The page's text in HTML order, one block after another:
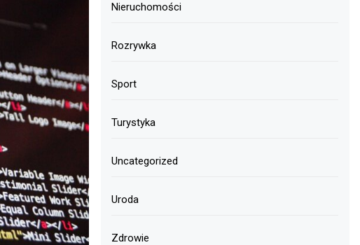
Nieruchomości
Rozrywka
Sport
Turystyka
Uncategorized
Uroda
Zdrowie